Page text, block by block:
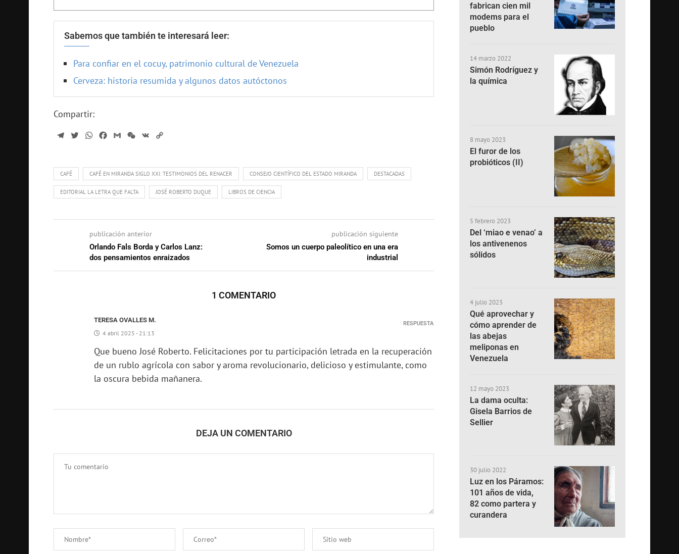
Sabemos que también te interesará leer:
Para confiar en el cocuy, patrimonio cultural de Venezuela
Cerveza: historia resumida y algunos datos autóctonos
Compartir:
TelegramTwitterWhatsApp
Facebook
GmailWeChat
VK
CAFÉ CAFÉ EN MIRANDA SIGLO XXI: TESTIMONIOS DEL RENACER CONSEJO CIENTÍFICO DEL ESTADO MIRANDA DESTACADAS
EDITORIAL LA LETRA QUE FALTA JOSÉ ROBERTO DUQUE LIBROS DE CIENCIA
publicación anterior
Orlando Fals Borda y Carlos Lanz:
dos pensamientos enraizados
publicación siguiente
Somos un cuerpo paleolítico en una era
industrial
1 COMENTARIO
TERESA OVALLES M.
4 abril 2025 - 21:13
Que bueno José Roberto. Felicitaciones por tu participación letrada en la recuperación
de un rublo agrícola con sabor y aroma revolucionario, delicioso y estimulante, como
la oscura bebida mañanera.
RESPUESTA
DEJA UN COMENTARIO
fabrican cien mil
modems para el
pueblo
14 marzo 2022
Simón Rodríguez y
la química
8 mayo 2023
El furor de los
probióticos (II)
5 febrero 2023
Del ‘miao e venao’ a
los antivenenos
sólidos
4 julio 2023
Qué aprovechar y
cómo aprender de
las abejas
meliponas en
Venezuela
12 mayo 2023
La dama oculta:
Gisela Barrios de
Sellier
30 julio 2022
Luz en los Páramos:
101 años de vida,
82 como partera y
curandera